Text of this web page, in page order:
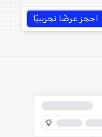
احجز عرضًا تجريبيًا